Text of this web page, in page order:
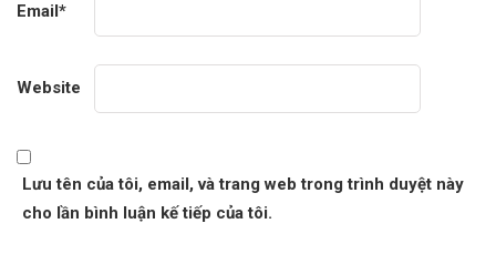
Email *
Website
Lưu tên của tôi, email, và trang web trong trình duyệt này
cho lần bình luận kế tiếp của tôi.